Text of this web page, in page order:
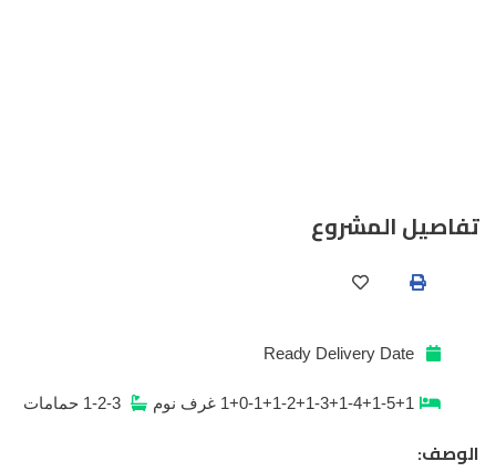
تفاصيل المشروع
Ready Delivery Date
1+0-1+1-2+1-3+1-4+1-5+1 غرف نوم 1-2-3 حمامات
الوصف: